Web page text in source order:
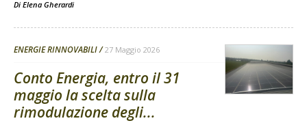
Di Elena Gherardi
ENERGIE RINNOVABILI 27 Maggio 2026
Conto Energia, entro il 31
maggio la scelta sulla
rimodulazione degli...